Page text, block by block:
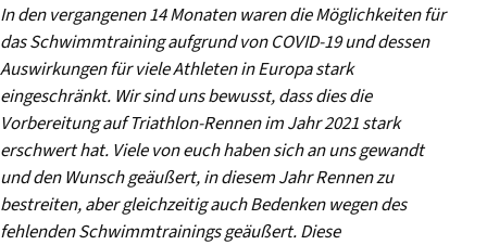
In den vergangenen 14 Monaten waren die Möglichkeiten für
das Schwimmtraining aufgrund von COVID-19 und dessen
Auswirkungen für viele Athleten in Europa stark
eingeschränkt. Wir sind uns bewusst, dass dies die
Vorbereitung auf Triathlon-Rennen im Jahr 2021 stark
erschwert hat. Viele von euch haben sich an uns gewandt
und den Wunsch geäußert, in diesem Jahr Rennen zu
bestreiten, aber gleichzeitig auch Bedenken wegen des
fehlenden Schwimmtrainings geäußert. Diese